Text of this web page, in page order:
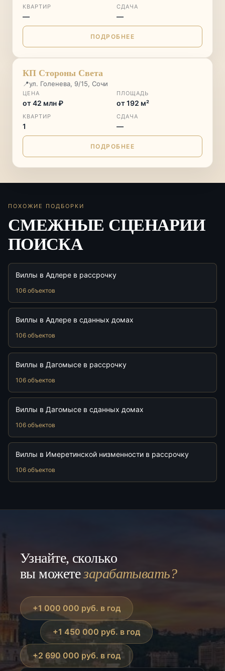
КВАРТИР
—
СДАЧА
—
ПОДРОБНЕЕ
ДОМ СДАН
КП Стороны Света
📍ул. Голенева, 9/15, Сочи
ЦЕНА
от 42 млн ₽
ПЛОЩАДЬ
от 192 м²
КВАРТИР
1
СДАЧА
—
ПОДРОБНЕЕ
ПОХОЖИЕ ПОДБОРКИ
СМЕЖНЫЕ СЦЕНАРИИ
ПОИСКА
Виллы в Адлере в рассрочку
106 объектов
Виллы в Адлере в сданных домах
106 объектов
Виллы в Дагомысе в рассрочку
106 объектов
Виллы в Дагомысе в сданных домах
106 объектов
Виллы в Имеретинской низменности в рассрочку
106 объектов
Узнайте, сколько
вы можетезарабатывать?
+1 000 000 руб. в год
+1 450 000 руб. в год
+2 690 000 руб. в год